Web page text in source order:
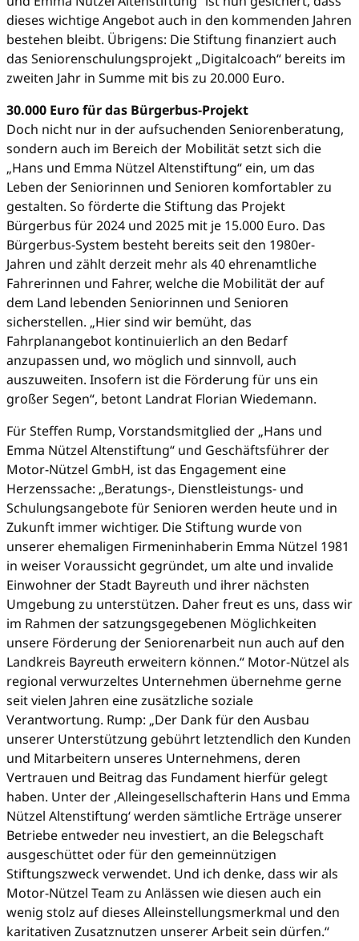
dieses wichtige Angebot auch in den kommenden Jahren
bestehen bleibt. Übrigens: Die Stiftung finanziert auch
das Seniorenschulungsprojekt „Digitalcoach“ bereits im
zweiten Jahr in Summe mit bis zu 20.000 Euro.
30.000 Euro für das Bürgerbus-Projekt
Doch nicht nur in der aufsuchenden Seniorenberatung,
sondern auch im Bereich der Mobilität setzt sich die
„Hans und Emma Nützel Altenstiftung“ ein, um das
Leben der Seniorinnen und Senioren komfortabler zu
gestalten. So förderte die Stiftung das Projekt
Bürgerbus für 2024 und 2025 mit je 15.000 Euro. Das
Bürgerbus-System besteht bereits seit den 1980er-
Jahren und zählt derzeit mehr als 40 ehrenamtliche
Fahrerinnen und Fahrer, welche die Mobilität der auf
dem Land lebenden Seniorinnen und Senioren
sicherstellen. „Hier sind wir bemüht, das
Fahrplanangebot kontinuierlich an den Bedarf
anzupassen und, wo möglich und sinnvoll, auch
auszuweiten. Insofern ist die Förderung für uns ein
großer Segen“, betont Landrat Florian Wiedemann.
Für Steffen Rump, Vorstandsmitglied der „Hans und
Emma Nützel Altenstiftung“ und Geschäftsführer der
Motor-Nützel GmbH, ist das Engagement eine
Herzenssache: „Beratungs-, Dienstleistungs- und
Schulungsangebote für Senioren werden heute und in
Zukunft immer wichtiger. Die Stiftung wurde von
unserer ehemaligen Firmeninhaberin Emma Nützel 1981
in weiser Voraussicht gegründet, um alte und invalide
Einwohner der Stadt Bayreuth und ihrer nächsten
Umgebung zu unterstützen. Daher freut es uns, dass wir
im Rahmen der satzungsgegebenen Möglichkeiten
unsere Förderung der Seniorenarbeit nun auch auf den
Landkreis Bayreuth erweitern können.“ Motor-Nützel als
regional verwurzeltes Unternehmen übernehme gerne
seit vielen Jahren eine zusätzliche soziale
Verantwortung. Rump: „Der Dank für den Ausbau
unserer Unterstützung gebührt letztendlich den Kunden
und Mitarbeitern unseres Unternehmens, deren
Vertrauen und Beitrag das Fundament hierfür gelegt
haben. Unter der ‚Alleingesellschafterin Hans und Emma
Nützel Altenstiftung‘ werden sämtliche Erträge unserer
Betriebe entweder neu investiert, an die Belegschaft
ausgeschüttet oder für den gemeinnützigen
Stiftungszweck verwendet. Und ich denke, dass wir als
Motor-Nützel Team zu Anlässen wie diesen auch ein
wenig stolz auf dieses Alleinstellungsmerkmal und den
karitativen Zusatznutzen unserer Arbeit sein dürfen.“